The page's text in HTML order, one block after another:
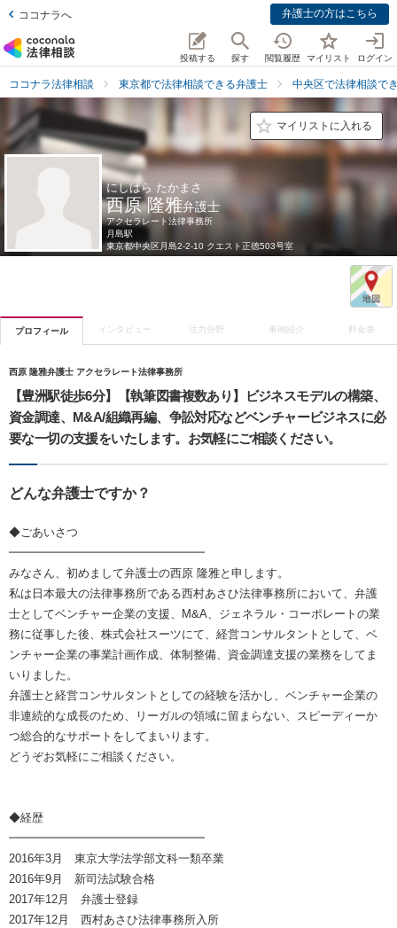
ココナラへ 弁護士の方はこちら
投稿する 探す 閲覧履歴 マイリスト ログイン
ココナラ法律相談 東京都で法律相談できる弁護士 中央区で法律相談で
マイリストに入れる
にしはら たかまさ
西原 隆雅弁護士
アクセラレート法律事務所
月島駅
東京都中央区月島2-2-10 クエスト正徳503号室
プロフィール インタビュー 注力分野 事例紹介 料金表
西原 隆雅弁護士 アクセラレート法律事務所
【豊洲駅徒歩6分】【執筆図書複数あり】ビジネスモデルの構築、
資金調達、M&A/組織再編、争訟対応などベンチャービジネスに必
要な一切の支援をいたします。お気軽にご相談ください。
どんな弁護士ですか？
◆ごあいさつ
━━━━━━━━━━━━━━━━━
みなさん、初めまして弁護士の西原 隆雅と申します。
私は日本最大の法律事務所である西村あさひ法律事務所において、弁護
士としてベンチャー企業の支援、M&A、ジェネラル・コーポレートの業
務に従事した後、株式会社スーツにて、経営コンサルタントとして、ベ
ンチャー企業の事業計画作成、体制整備、資金調達支援の業務をしてま
いりました。
弁護士と経営コンサルタントとしての経験を活かし、ベンチャー企業の
非連続的な成長のため、リーガルの領域に留まらない、スピーディーか
つ総合的なサポートをしてまいります。
どうぞお気軽にご相談ください。
◆経歴
━━━━━━━━━━━━━━━━━
2016年3月 東京大学法学部文科一類卒業
2016年9月 新司法試験合格
2017年12月 弁護士登録
2017年12月 西村あさひ法律事務所入所